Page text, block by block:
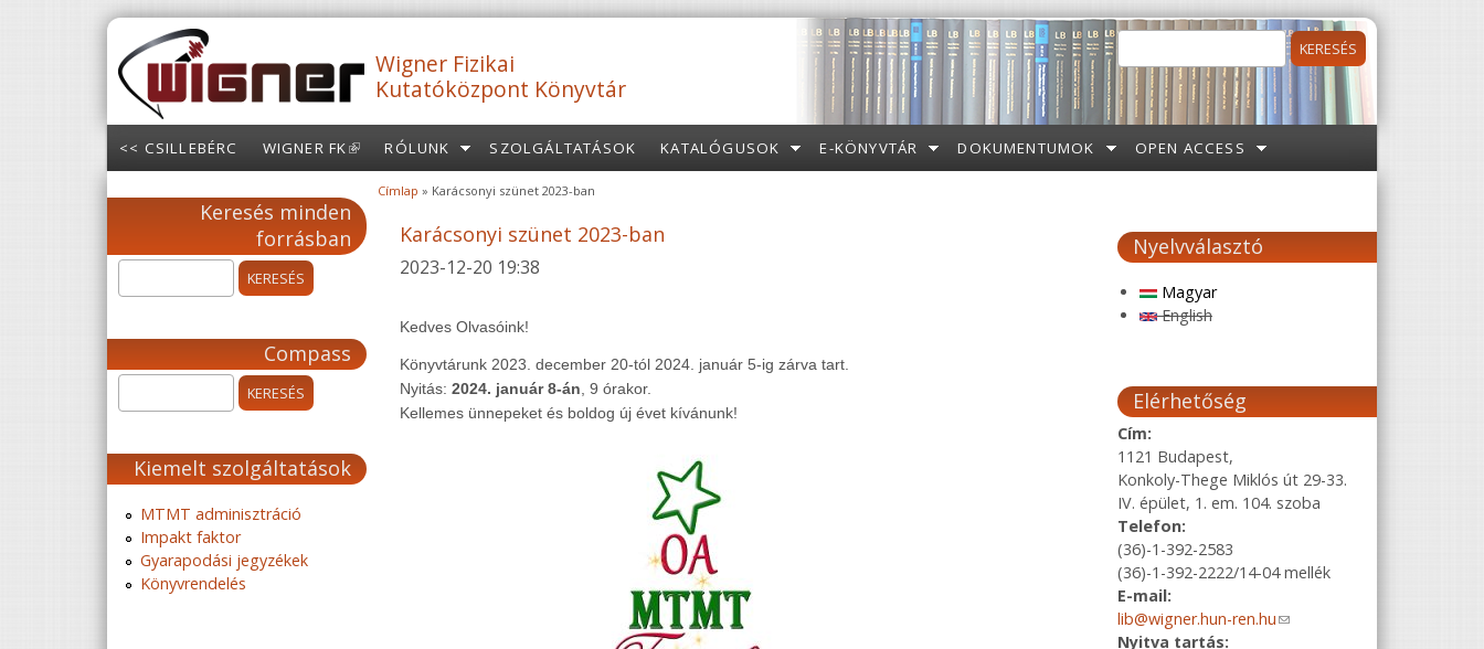
Ugrás a tartalomra
Wigner Fizikai
Kutatóközpont Könyvtár
Keresés űrlap
<< CSILLEBÉRC WIGNER FK(LINK IS
EXTERNAL)
RÓLUNK SZOLGÁLTATÁSOK KATALÓGUSOK E-KÖNYVTÁR DOKUMENTUMOK OPEN ACCESS
Keresés minden
forrásban
Compass
Kiemelt szolgáltatások
MTMT adminisztráció
Impakt faktor
Gyarapodási jegyzékek
Könyvrendelés
Jelenlegi hely
Címlap » Karácsonyi szünet 2023-ban
Karácsonyi szünet 2023-ban
2023-12-20 19:38
Kedves Olvasóink!
Könyvtárunk 2023. december 20-tól 2024. január 5-ig zárva tart.
Nyitás: 2024. január 8-án , 9 órakor.
Kellemes ünnepeket és boldog új évet kívánunk!
Nyelvválasztó
Magyar
English
Elérhetőség
Cím:
1121 Budapest,
Konkoly-Thege Miklós út 29-33.
IV. épület, 1. em. 104. szoba
Telefon:
(36)-1-392-2583
(36)-1-392-2222/14-04 mellék
E-mail:
lib@wigner.hun-ren.hu(link sends e-
Nyitva tartás: